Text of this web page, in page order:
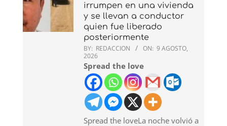
irrumpen en una vivienda
y se llevan a conductor
quien fue liberado
posteriormente
BY: REDACCION ON: 9 AGOSTO,
2026
Spread the love
Spread the loveLa noche volvió a